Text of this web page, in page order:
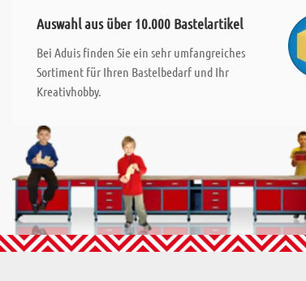
Auswahl aus über 10.000 Bastelartikel
Bei Aduis finden Sie ein sehr umfangreiches
Sortiment für Ihren Bastelbedarf und Ihr
Kreativhobby.